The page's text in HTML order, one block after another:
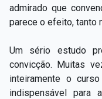
admirado que
parece o efeito, tanto
Um sério estudo
convicção. Muitas
inteiramente o
indispensável para